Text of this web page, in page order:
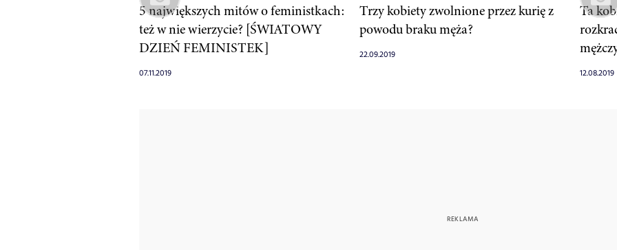
5 największych mitów o feministkach:
też w nie wierzycie? [ŚWIATOWY
DZIEŃ FEMINISTEK]
07.11.2019
Trzy kobiety zwolnione przez kurię z
powodu braku męża?
22.09.2019
Ta
12.08.2019